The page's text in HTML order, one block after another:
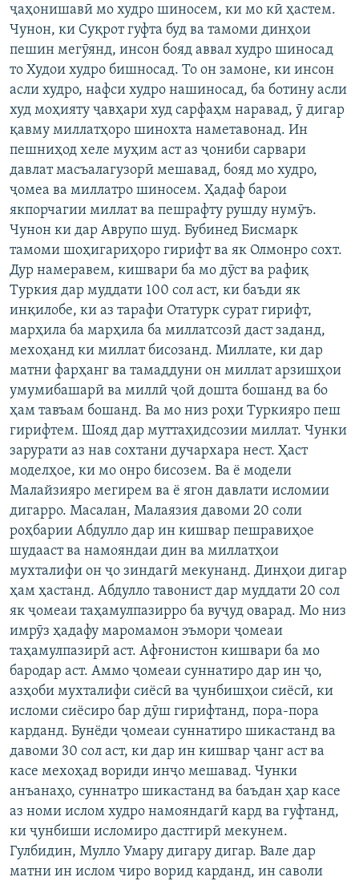
ҷаҳонишавӣ мо худро шиносем, ки мо кӣ ҳастем.
Чунон, ки Суқрот гуфта буд ва тамоми динҳои
пешин мегӯянд, инсон бояд аввал худро шиносад
то Худои худро бишносад. То он замоне, ки инсон
асли худро, нафси худро нашиносад, ба ботину асли
худ моҳияту ҷавҳари худ сарфаҳм наравад, ӯ дигар
қавму миллатҳоро шинохта наметавонад. Ин
пешниҳод хеле муҳим аст аз ҷониби сарвари
давлат масъалагузорӣ мешавад, бояд мо худро,
ҷомеа ва миллатро шиносем. Ҳадаф барои
якпорчагии миллат ва пешрафту рушду нумӯъ.
Чунон ки дар Аврупо шуд. Бубинед Бисмарк
тамоми шоҳигариҳоро гирифт ва як Олмонро сохт.
Дур намеравем, кишвари ба мо дӯст ва рафиқ
Туркия дар муддати 100 сол аст, ки баъди як
инқилобе, ки аз тарафи Отатурк сурат гирифт,
марҳила ба марҳила ба миллатсозӣ даст заданд,
мехоҳанд ки миллат бисозанд. Миллате, ки дар
матни фарҳанг ва тамаддуни он миллат арзишҳои
умумибашарӣ ва миллӣ ҷой дошта бошанд ва бо
ҳам тавъам бошанд. Ва мо низ роҳи Туркияро пеш
гирифтем. Шояд дар муттаҳидсозии миллат. Чунки
зарурати аз нав сохтани дучархара нест. Ҳаст
моделҳое, ки мо онро бисозем. Ва ё модели
Малайзияро мегирем ва ё ягон давлати исломии
дигарро. Масалан, Малаязия давоми 20 соли
роҳбарии Абдулло дар ин кишвар пешравиҳое
шудааст ва намояндаи дин ва миллатҳои
мухталифи он ҷо зиндагӣ мекунанд. Динҳои дигар
ҳам ҳастанд. Абдулло тавонист дар муддати 20 сол
як ҷомеаи таҳамулпазирро ба вуҷуд оварад. Мо низ
имрӯз ҳадафу маромамон эъмори ҷомеаи
таҳамулпазирӣ аст. Афғонистон кишвари ба мо
бародар аст. Аммо ҷомеаи суннатиро дар ин ҷо,
азҳоби мухталифи сиёсӣ ва ҷунбишҳои сиёсӣ, ки
исломи сиёсиро бар дӯш гирифтанд, пора-пора
карданд. Бунёди ҷомеаи суннатиро шикастанд ва
давоми 30 сол аст, ки дар ин кишвар ҷанг аст ва
касе мехоҳад вориди инҷо мешавад. Чунки
анъанаҳо, суннатро шикастанд ва баъдан ҳар касе
аз номи ислом худро намояндагӣ кард ва гуфтанд,
ки ҷунбиши исломиро дастгирӣ мекунем.
Гулбидин, Мулло Умару дигару дигар. Вале дар
матни ин ислом чиро ворид карданд, ин саволи